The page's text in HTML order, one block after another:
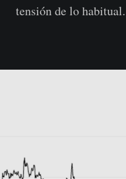
tensión de lo habitual.